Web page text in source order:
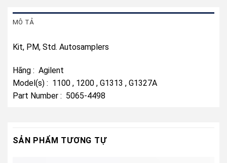
MÔ TẢ
Kit, PM, Std. Autosamplers
Hãng : Agilent
Model(s) : 1100 , 1200 , G1313 , G1327A
Part Number : 5065-4498
SẢN PHẨM TƯƠNG TỰ